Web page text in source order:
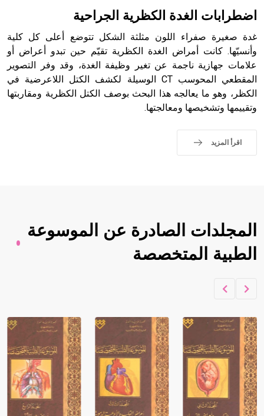
sign تكتب منفصلة غير متصلة، وتعتمد المبدأ الأكوروفوني،
حيث تقتصر القيمة الصوتية للعلامة الك
اضطرابات الغدة الكظرية الجراحية
غدة صغيرة صفراء اللون مثلثة الشكل تتوضع أعلى كل كلية
وأنسيّها. كانت أمراض الغدة الكظرية تقيّم حين تبدو أعراض أو
علامات جهازية ناجمة عن تغير وظيفة الغدة، وقد وفر التصوير
المقطعي المحوسب CT الوسيلة لكشف الكتل اللاعرضية في
الكظر، وهو ما يعالجه هذا البحث بوصف الكتل الكظرية ومقاربتها
وتقييمها وتشخيصها ومعالجتها.
اقرأ المزيد
المجلدات الصادرة عن الموسوعة
الطبية المتخصصة